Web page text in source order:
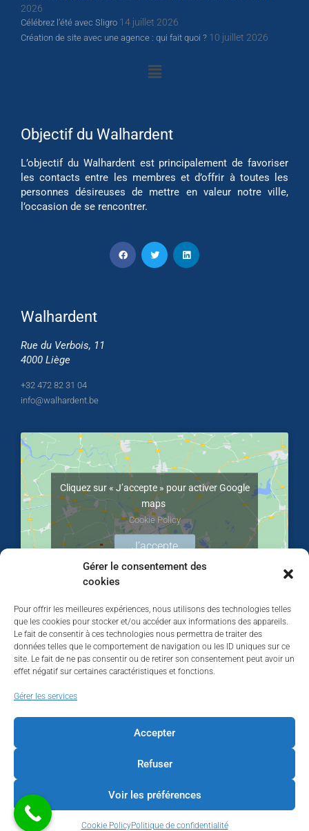
Gérer le consentement des
cookies
Pour offrir les meilleures expériences, nous utilisons des technologies telles
que les cookies pour stocker et/ou accéder aux informations des appareils.
Le fait de consentir à ces technologies nous permettra de traiter des
données telles que le comportement de navigation ou les ID uniques sur ce
site. Le fait de ne pas consentir ou de retirer son consentement peut avoir un
effet négatif sur certaines caractéristiques et fonctions.
Gérer les services
Accepter
Refuser
Voir les préférences
Cookie PolicyPolitique de confidentialité
2026
Célébrez l’été avec Sligro 14 juillet 2026
Création de site avec une agence : qui fait quoi ? 10 juillet 2026
Objectif du Walhardent
L’objectif du Walhardent est principalement de favoriser
les contacts entre les membres et d’offrir à toutes les
personnes désireuses de mettre en valeur notre ville,
l’occasion de se rencontrer.
Walhardent
Rue du Verbois, 11
4000 Liège
+32 472 82 31 04
info@walhardent.be
Cliquez sur « J’accepte » pour activer Google
maps
Cookie Policy
J’accepte
LES BÂTISSEURS DE LIÈGE